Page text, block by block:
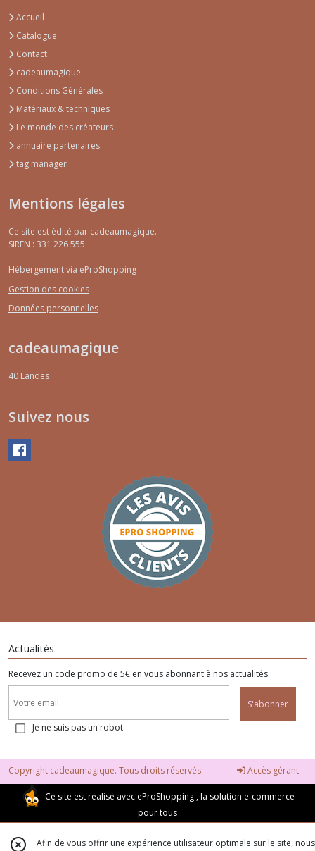
Accueil
Catalogue
Contact
cadeaumagique
Conditions Générales
Matériaux & techniques
Le monde des créateurs
annuaire partenaires
tag manager
Mentions légales
Ce site est édité par cadeaumagique.
SIREN : 331 226 555
Hébergement via eProShopping
Gestion des cookies
Données personnelles
cadeaumagique
40 Landes
Suivez nous
Actualités
Recevez un code promo de 5€ en vous abonnant à nos actualités.
S'abonner
Je ne suis pas un robot
Copyright cadeaumagique. Tous droits réservés. Accès gérant
Ce site est réalisé avec eProShopping , la solution e-commerce
pour tous
Afin de vous offrir une expérience utilisateur optimale sur le site, nous